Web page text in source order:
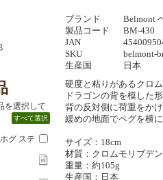
ブランド
Belmont
製品コード
BM-430
JAN
SKU
belmont-
生産国
日本
硬度と粘りがあるクロ
ドラゴンの背を模した
背の反対側に荷重をか
緩めの地面でペグを横
サイズ：18cm
材質：クロムモリブデ
重量：約105g
生産国：日本
を選択して
すべて選択
グ ステ